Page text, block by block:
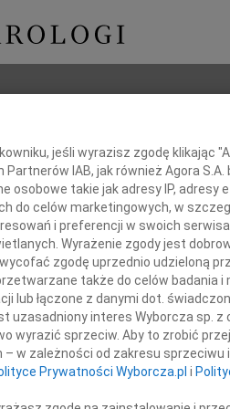
Smagowiczowi
śmierci
jeśli wyrazisz zgodę klikając
Partnerów IAB, jak również Agora
osobowe takie jak adresy IP, adresy
do celów marketingowych, w
i preferencji w swoich
Wyrażenie zgody jest
zgodę uprzednio udzieloną
także do celów badania
lub łączone z danymi dot.
interes Wyborcza sp. z
wyrazić sprzeciw. Aby to zrobić
w zależności od zakresu sprzeciwu
Prywatności Wyborcza.pl i